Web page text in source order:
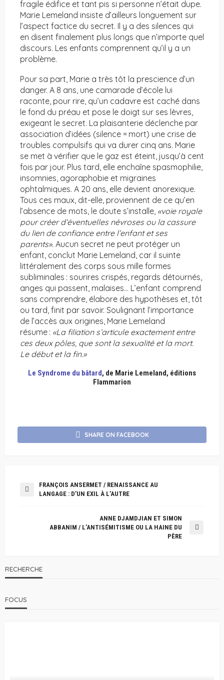
fragile édifice et tant pis si personne n’était dupe.
Marie Lemeland insiste d’ailleurs longuement sur
l’aspect factice du secret. Il y a des silences qui
en disent finalement plus longs que n’importe quel
discours. Les enfants comprennent qu’il y a un
problème.
Pour sa part, Marie a très tôt la prescience d’un
danger. A 8 ans, une camarade d’école lui
raconte, pour rire, qu’un cadavre est caché dans
le fond du préau et pose le doigt sur ses lèvres,
exigeant le secret. La plaisanterie déclenche par
association d’idées (silence = mort) une crise de
troubles compulsifs qui va durer cinq ans. Marie
se met à vérifier que le gaz est éteint, jusqu’à cent
fois par jour. Plus tard, elle enchaîne spasmophilie,
insomnies, agoraphobie et migraines
ophtalmiques. A 20 ans, elle devient anorexique.
Tous ces maux, dit-elle, proviennent de ce qu’en
l’absence de mots, le doute s’installe, «voie royale
pour créer d’éventuelles névroses ou la cassure
du lien de confiance entre l’enfant et ses
parents». Aucun secret ne peut protéger un
enfant, conclut Marie Lemeland, car il suinte
littéralement des corps sous mille formes
subliminales : sourires crispés, regards détournés,
anges qui passent, malaises… L’enfant comprend
sans comprendre, élabore des hypothèses et, tôt
ou tard, finit par savoir. Soulignant l’importance
de l’accès aux origines, Marie Lemeland
résume : «La filiation s’articule exactement entre
ces deux pôles, que sont la sexualité et la mort.
Le début et la fin.»
Le Syndrome du bâtard, de Marie Lemeland, éditions
Flammarion
SHARE ON FACEBOOK
FRANÇOIS ANSERMET / RENAISSANCE AU
LANGAGE : D’UN EXIL À L’AUTRE
ANNE DJAMDJIAN ET SIMON
ABBANIM / L’ANTISÉMITISME OU LA HAINE DU
PÈRE
RECHERCHE
FOCUS